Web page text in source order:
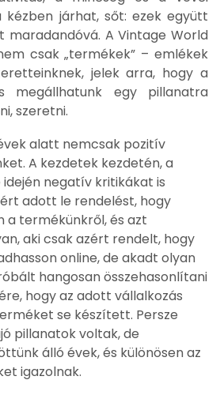
járhat, sőt: ezek együtt
maradandóvá. A Vintage World
csak „termékek” – emlékek
jelek arra, hogy a
megállhatunk egy pillanatra
szeretni.
alatt nemcsak pozitív
A kezdetek kezdetén, a
negatív kritikákat is
adott le rendelést, hogy
a termékünkről, és azt
aki csak azért rendelt, hogy
online, de akadt olyan
hangosan összehasonlítani
hogy az adott vállalkozás
se készített. Persze
pillanatok voltak, de
álló évek, és különösen az
igazolnak.